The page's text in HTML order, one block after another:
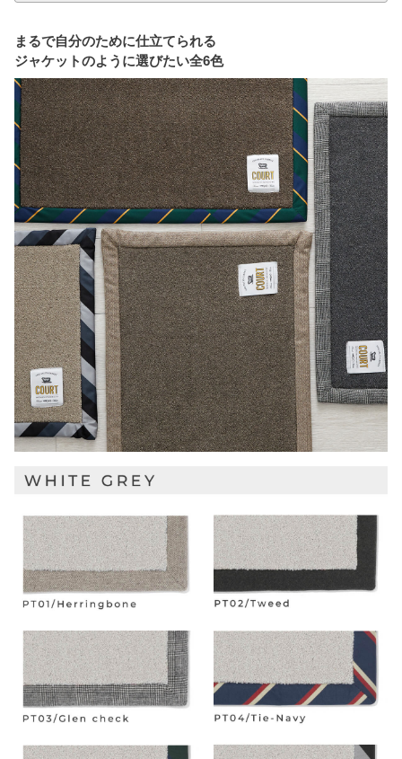
まるで自分のために仕立てられる
ジャケットのように選びたい全6色